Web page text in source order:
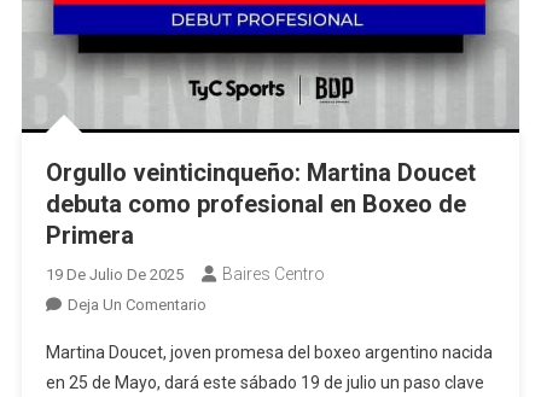
Orgullo veinticinqueño: Martina Doucet
debuta como profesional en Boxeo de
Primera
19 De Julio De 2025 Baires Centro
Deja Un ComentarioEn
Veinticinqueño:
Martina
Martina Doucet, joven promesa del boxeo argentino nacida
en 25 de Mayo, dará este sábado 19 de julio un paso clave